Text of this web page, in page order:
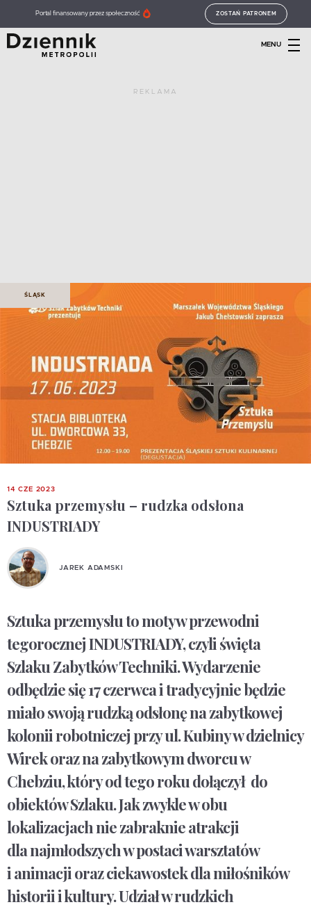
Portal finansowany przez społeczność ZOSTAŃ PATRONEM
MENU
REKLAMA
ŚLĄSK
14 CZE 2023
Sztuka przemysłu – rudzka odsłona
INDUSTRIADY
JAREK ADAMSKI
Sztuka przemysłu to motyw przewodni
tegorocznej INDUSTRIADY, czyli święta
Szlaku Zabytków Techniki. Wydarzenie
odbędzie się 17 czerwca i tradycyjnie będzie
miało swoją rudzką odsłonę na zabytkowej
kolonii robotniczej przy ul. Kubiny w dzielnicy
Wirek oraz na zabytkowym dworcu w
Chebziu, który od tego roku dołączył do
obiektów Szlaku. Jak zwykle w obu
lokalizacjach nie zabraknie atrakcji
dla najmłodszych w postaci warsztatów
i animacji oraz ciekawostek dla miłośników
historii i kultury. Udział w rudzkich